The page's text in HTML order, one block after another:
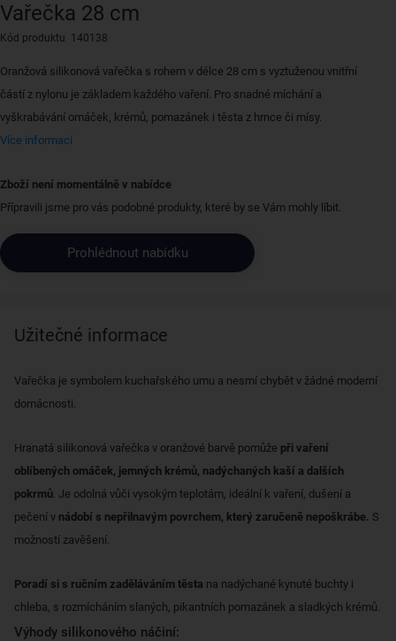
Vařečka 28 cm
Kód produktu 140138
Oranžová silikonová vařečka s rohem v délce 28 cm s vyztuženou vnitřní
částí z nylonu je základem každého vaření. Pro snadné míchání a
vyškrabávání omáček, krémů, pomazánek i těsta z hrnce či mísy.
Více informací
Zboží není momentálně v nabídce
Přípravili jsme pro vás podobné produkty, které by se Vám mohly líbit.
Prohlédnout nabídku
Užitečné informace
Vařečka je symbolem kuchařského umu a nesmí chybět v žádné moderní
domácnosti.
Hranatá silikonová vařečka v oranžové barvě pomůže při vaření
oblíbených omáček, jemných krémů, nadýchaných kaší a dalších
pokrmů. Je odolná vůči vysokým teplotám, ideální k vaření, dušení a
pečení v nádobí s nepřilnavým povrchem, který zaručeně nepoškrábe. S
možností zavěšení.
Poradí si s ručním zaděláváním těsta na nadýchané kynuté buchty i
chleba, s rozmícháním slaných, pikantních pomazánek a sladkých krémů.
Výhody silikonového náčiní: